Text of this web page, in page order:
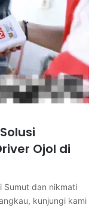
Ojol di
Sumut dan nikmati
kunjungi kami